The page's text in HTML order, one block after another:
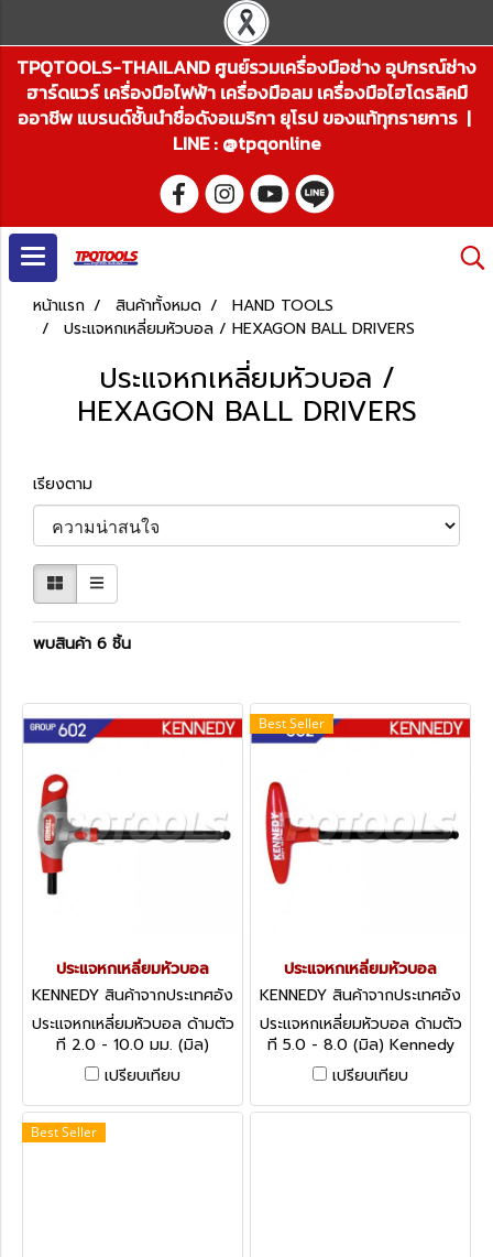
TPQTOOLS-THAILAND ศูนย์รวมเครื่องมือช่าง อุปกรณ์ช่าง
ฮาร์ดแวร์ เครื่องมือไฟฟ้า เครื่องมือลม เครื่องมือไฮโดรลิคมื
ออาชีพ แบรนด์ชั้นนำชื่อดังอเมริกา ยุโรป ของแท้ทุกรายการ |
LINE : @tpqonline
หน้าแรก สินค้าทั้งหมด
HAND TOOLS
ประแจหกเหลี่ยมหัวบอล / HEXAGON BALL DRIVERS
ประแจหกเหลี่ยมหัวบอล /
HEXAGON BALL DRIVERS
เรียงตาม
พบสินค้า 6 ชิ้น
ประแจหกเหลี่ยมหัวบอล
KENNEDY สินค้าจากประเทศอัง
กฤษ KEN-602-7010K
ประแจหกเหลี่ยมหัวบอล ด้ามตัว
ที 2.0 - 10.0 มม. (มิล)
Kennedy Pro-Torq T-
Handled Hexagon Ball
Drivers
เปรียบเทียบ
Best Seller
ประแจหกเหลี่ยมหัวบอล
KENNEDY สินค้าจากประเทศอัง
กฤษ KEN-602-6100K
ประแจหกเหลี่ยมหัวบอล ด้ามตัว
ที 5.0 - 8.0 (มิล) Kennedy
Hexagon T-Handle Ball
Drivers - Metric
เปรียบเทียบ
Best Seller